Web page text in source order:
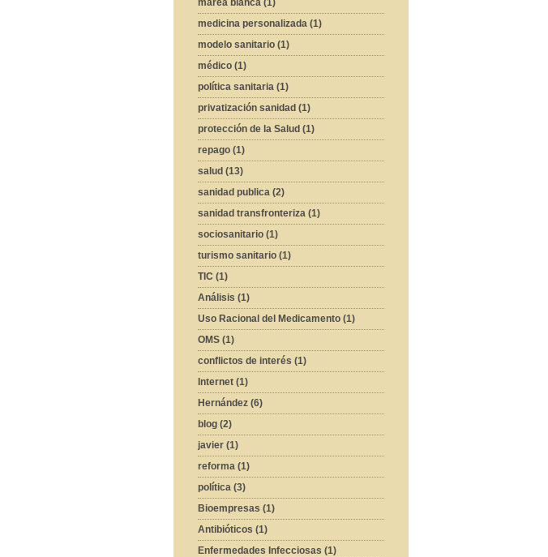
marea blanca (1)
medicina personalizada (1)
modelo sanitario (1)
médico (1)
política sanitaria (1)
privatización sanidad (1)
protección de la Salud (1)
repago (1)
salud (13)
sanidad publica (2)
sanidad transfronteriza (1)
sociosanitario (1)
turismo sanitario (1)
TIC (1)
Análisis (1)
Uso Racional del Medicamento (1)
OMS (1)
conflictos de interés (1)
Internet (1)
Hernández (6)
blog (2)
javier (1)
reforma (1)
política (3)
Bioempresas (1)
Antibióticos (1)
Enfermedades Infecciosas (1)